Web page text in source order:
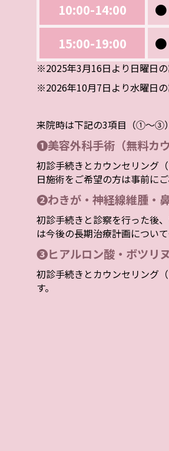
10:00-14:00
●
15:00-19:00
●
※2025年3月16日より日曜日の
※2026年10月7日より水曜日の
来院時は下記の3項目（①～③
❶美容外科手術（無料カ
初診手続きとカウンセリング
日施術をご希望の方は事前にご
❷わきが・神経線維腫・
初診手続きと診察を行った後
は今後の長期治療計画につい
❸ヒアルロン酸・ボツリ
初診手続きとカウンセリング
す。